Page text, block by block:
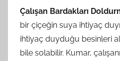
Çalışan Bardakları
bir çiçeğin suya ihtiyaç
ihtiyaç duyduğu besinleri
bile solabilir. Kumar,